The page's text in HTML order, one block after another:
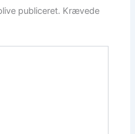
publiceret. Krævede